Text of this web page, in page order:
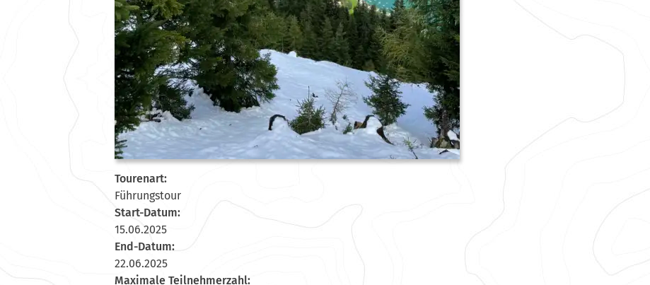
Tourenart:
Führungstour
Start-Datum:
15.06.2025
End-Datum:
22.06.2025
Maximale Teilnehmerzahl: